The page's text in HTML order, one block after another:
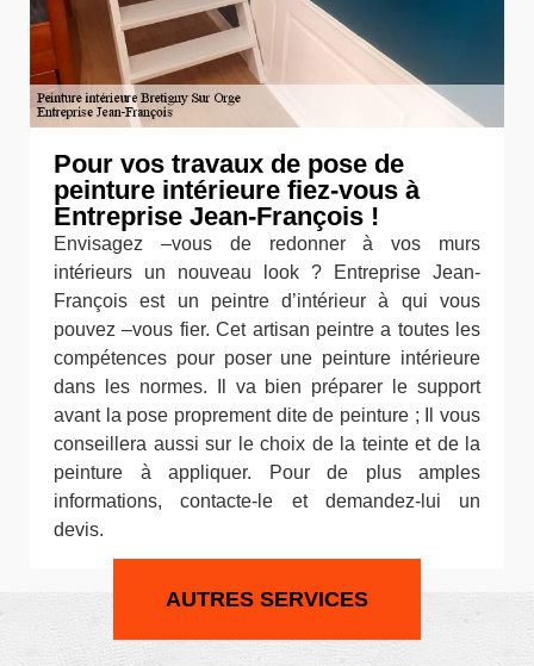
Pour vos travaux de pose de
peinture intérieure fiez-vous à
Entreprise Jean-François !
Envisagez –vous de redonner à vos murs
intérieurs un nouveau look ? Entreprise Jean-
François est un peintre d’intérieur à qui vous
pouvez –vous fier. Cet artisan peintre a toutes les
compétences pour poser une peinture intérieure
dans les normes. Il va bien préparer le support
avant la pose proprement dite de peinture ; Il vous
conseillera aussi sur le choix de la teinte et de la
peinture à appliquer. Pour de plus amples
informations, contacte-le et demandez-lui un
devis.
AUTRES SERVICES